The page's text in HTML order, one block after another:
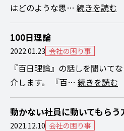
はどのような思… 続きを読む
100日理論
2022.01.23 会社の困り事
『百日理論』の話しを聞いて
介します。 『百… 続きを読む
動かない社員に動いてもらう
2021.12.10 会社の困り事